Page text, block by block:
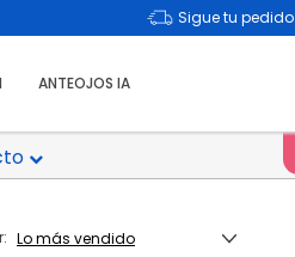
Sigue tu pedido
ANTEOJOS IA